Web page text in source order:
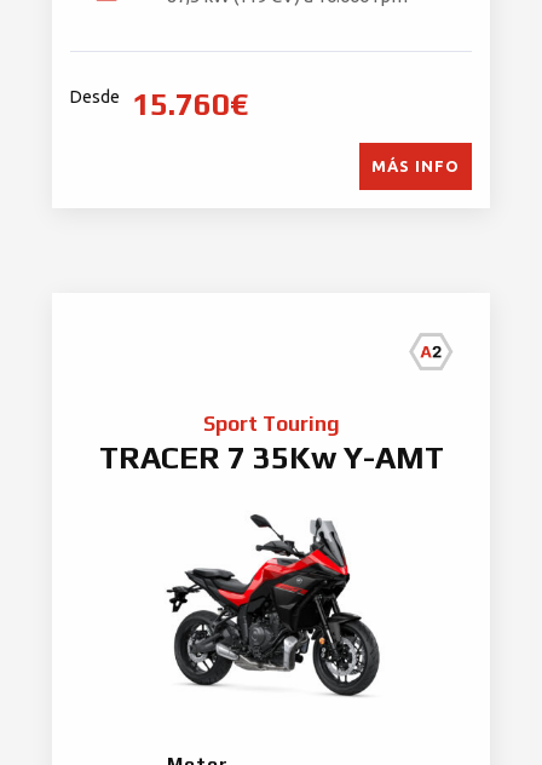
Desde 15.760€
MÁS INFO
Sport Touring
TRACER 7 35Kw Y-AMT